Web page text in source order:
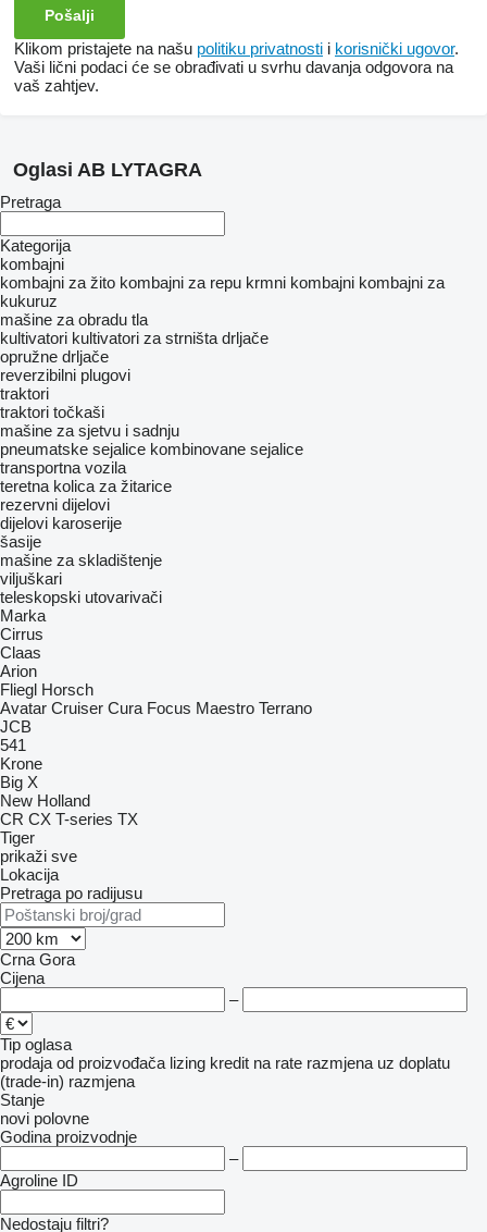
Klikom pristajete na našu politiku privatnosti i korisnički ugovor.
Vaši lični podaci će se obrađivati ​​u svrhu davanja odgovora na
vaš zahtjev.
Oglasi AB LYTAGRA
Pretraga
Kategorija
kombajni
kombajni za žito kombajni za repu krmni kombajni kombajni za
kukuruz
mašine za obradu tla
kultivatori kultivatori za strništa drljače
opružne drljače
reverzibilni plugovi
traktori
traktori točkaši
mašine za sjetvu i sadnju
pneumatske sejalice kombinovane sejalice
transportna vozila
teretna kolica za žitarice
rezervni dijelovi
dijelovi karoserije
šasije
mašine za skladištenje
viljuškari
teleskopski utovarivači
Marka
Cirrus
Claas
Arion
Fliegl Horsch
Avatar Cruiser Cura Focus Maestro Terrano
JCB
541
Krone
Big X
New Holland
CR CX T-series TX
Tiger
prikaži sve
Lokacija
Pretraga po radijusu
Crna Gora
Cijena
–
Tip oglasa
prodaja od proizvođača lizing kredit na rate razmjena uz doplatu
(trade-in) razmjena
Stanje
novi polovne
Godina proizvodnje
–
Agroline ID
Nedostaju filtri?